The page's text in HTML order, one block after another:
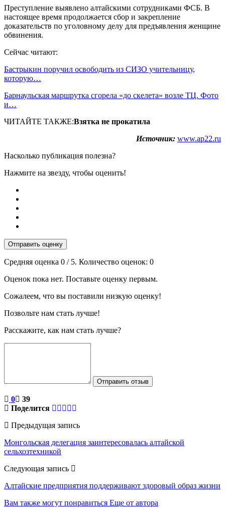
Преступление выявлено алтайскими сотрудниками ФСБ. В
настоящее время продолжается сбор и закрепление
доказательств по уголовному делу для предъявления женщине
обвинения.
Сейчас читают:
Бастрыкин поручил освободить из СИЗО учительницу,
которую…
Барнаульская маршрутка сгорела «до скелета» возле ТЦ. Фото
и…
ЧИТАЙТЕ ТАКЖЕ:Взятка не прокатила
Источник: www.ap22.ru
Насколько публикация полезна?
Нажмите на звезду, чтобы оценить!
Отправить оценку
Средняя оценка 0 / 5. Количество оценок: 0
Оценок пока нет. Поставьте оценку первым.
Сожалеем, что вы поставили низкую оценку!
Позвольте нам стать лучше!
Расскажите, как нам стать лучше?
Отправить отзыв
0
39
Поделится
Предыдущая запись
Монгольская делегация заинтересовалась алтайской
сельхозтехникой
Следующая запись
Алтайские предприятия поддерживают здоровый образ жизни
Вам также могут понравиться Еще от автора